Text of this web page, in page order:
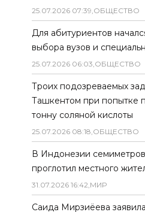
25.07.2026 07:39,ОБЩЕСТВО
Для абитуриентов
выбора вузов и
25.07.2026 06:03,ОБЩЕСТВО
Троих подозреваемых
Ташкентом при попытке
тонну соляной кислоты
25.07.2026 08:18,ОБЩЕСТВО
В Индонезии
проглотил местного
31.07.2026 16:42,МИР
Саида Мирзиёева